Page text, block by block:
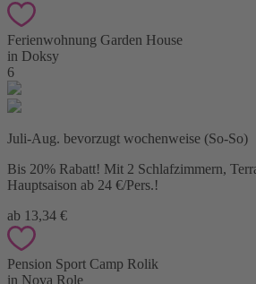
Ferienwohnung Garden House
in Doksy
6
Juli-Aug. bevorzugt wochenweise (So-So)
Bis 20% Rabatt! Mit 2 Schlafzimmern,
Hauptsaison ab 24 €/Pers.!
ab 13,34 €
Pension Sport Camp Rolik
in Nova Role